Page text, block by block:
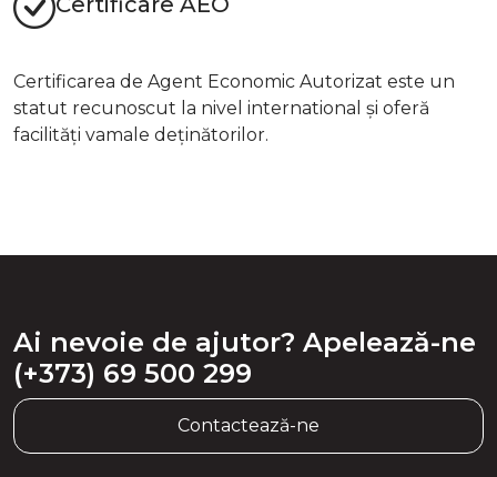
Certificarea de Agent Economic Autorizat este un
statut recunoscut la nivel international și oferă
facilități vamale deținătorilor.
Ai nevoie de ajutor? Apelează-ne
(+373) 69 500 299
Contactează-ne